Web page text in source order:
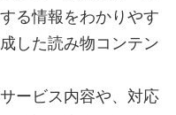
る情報をわかりやす
した読み物コンテン
ービス内容や、対応